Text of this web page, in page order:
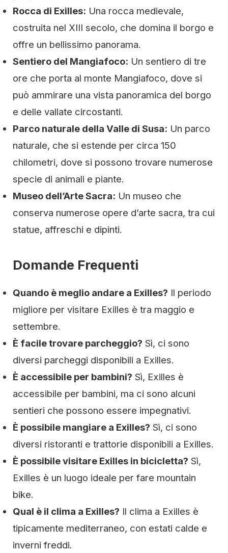
Rocca di Exilles: Una rocca medievale,
costruita nel XIII secolo, che domina il borgo e
offre un bellissimo panorama.
Sentiero del Mangiafoco: Un sentiero di tre
ore che porta al monte Mangiafoco, dove si
può ammirare una vista panoramica del borgo
e delle vallate circostanti.
Parco naturale della Valle di Susa: Un parco
naturale, che si estende per circa 150
chilometri, dove si possono trovare numerose
specie di animali e piante.
Museo dell’Arte Sacra: Un museo che
conserva numerose opere d’arte sacra, tra cui
statue, affreschi e dipinti.
Domande Frequenti
Quando è meglio andare a Exilles? Il periodo
migliore per visitare Exilles è tra maggio e
settembre.
È facile trovare parcheggio? Sì, ci sono
diversi parcheggi disponibili a Exilles.
È accessibile per bambini? Sì, Exilles è
accessibile per bambini, ma ci sono alcuni
sentieri che possono essere impegnativi.
È possibile mangiare a Exilles? Sì, ci sono
diversi ristoranti e trattorie disponibili a Exilles.
È possibile visitare Exilles in bicicletta? Sì,
Exilles è un luogo ideale per fare mountain
bike.
Qual è il clima a Exilles? Il clima a Exilles è
tipicamente mediterraneo, con estati calde e
inverni freddi.